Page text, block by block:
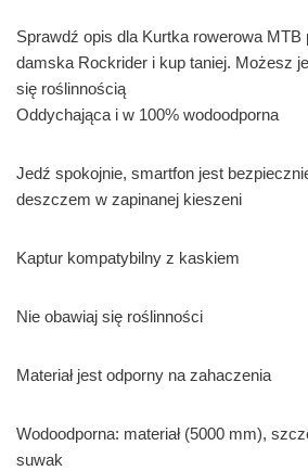
Sprawdź opis dla Kurtka rowerowa
damska Rockrider i kup taniej. Możesz
się roślinnością
Oddychająca i w 100% wodoodporna
Jedź spokojnie, smartfon jest
deszczem w zapinanej kieszeni
Kaptur kompatybilny z kaskiem
Nie obawiaj się roślinności
Materiał jest odporny na zahaczenia
Wodoodporna: materiał (5000 mm),
suwak